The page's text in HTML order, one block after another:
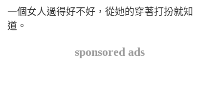
一個女人過得好不好，從她的穿著打扮就知
道。
sponsored ads